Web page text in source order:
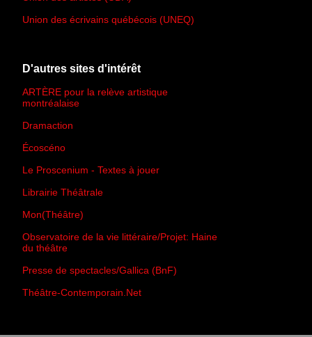
Union des écrivains québécois (UNEQ)
D'autres sites d'intérêt
ARTÈRE pour la relève artistique
montréalaise
Dramaction
Écoscéno
Le Proscenium - Textes à jouer
Librairie Théâtrale
Mon(Théâtre)
Observatoire de la vie littéraire/Projet: Haine
du théâtre
Presse de spectacles/Gallica (BnF)
Théâtre-Contemporain.Net